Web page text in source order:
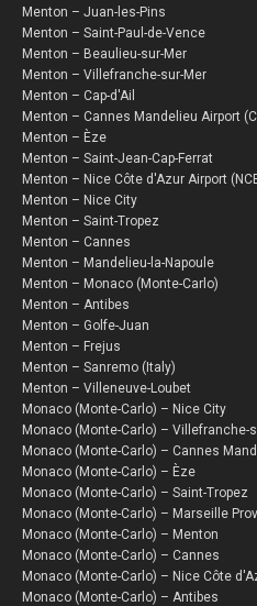
Menton – Juan-les-Pins
Menton – Saint-Paul-de-Vence
Menton – Beaulieu-sur-Mer
Menton – Villefranche-sur-Mer
Menton – Cap-d'Ail
Menton – Cannes Mandelieu Airport
Menton – Èze
Menton – Saint-Jean-Cap-Ferrat
Menton – Nice Côte d'Azur Airport
Menton – Nice City
Menton – Saint-Tropez
Menton – Cannes
Menton – Mandelieu-la-Napoule
Menton – Monaco (Monte-Carlo)
Menton – Antibes
Menton – Golfe-Juan
Menton – Frejus
Menton – Sanremo (Italy)
Menton – Villeneuve-Loubet
Monaco (Monte-Carlo) – Nice City
Monaco (Monte-Carlo) – Villefranche-
Monaco (Monte-Carlo) – Cannes
Monaco (Monte-Carlo) – Èze
Monaco (Monte-Carlo) – Saint-Tropez
Monaco (Monte-Carlo) – Marseille
Monaco (Monte-Carlo) – Menton
Monaco (Monte-Carlo) – Cannes
Monaco (Monte-Carlo) – Nice Côte
Monaco (Monte-Carlo) – Antibes